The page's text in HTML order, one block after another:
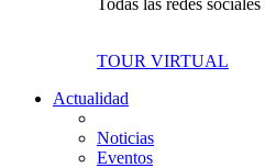
Todas las redes
TOUR VIRTUAL
Actualidad
Noticias
Eventos